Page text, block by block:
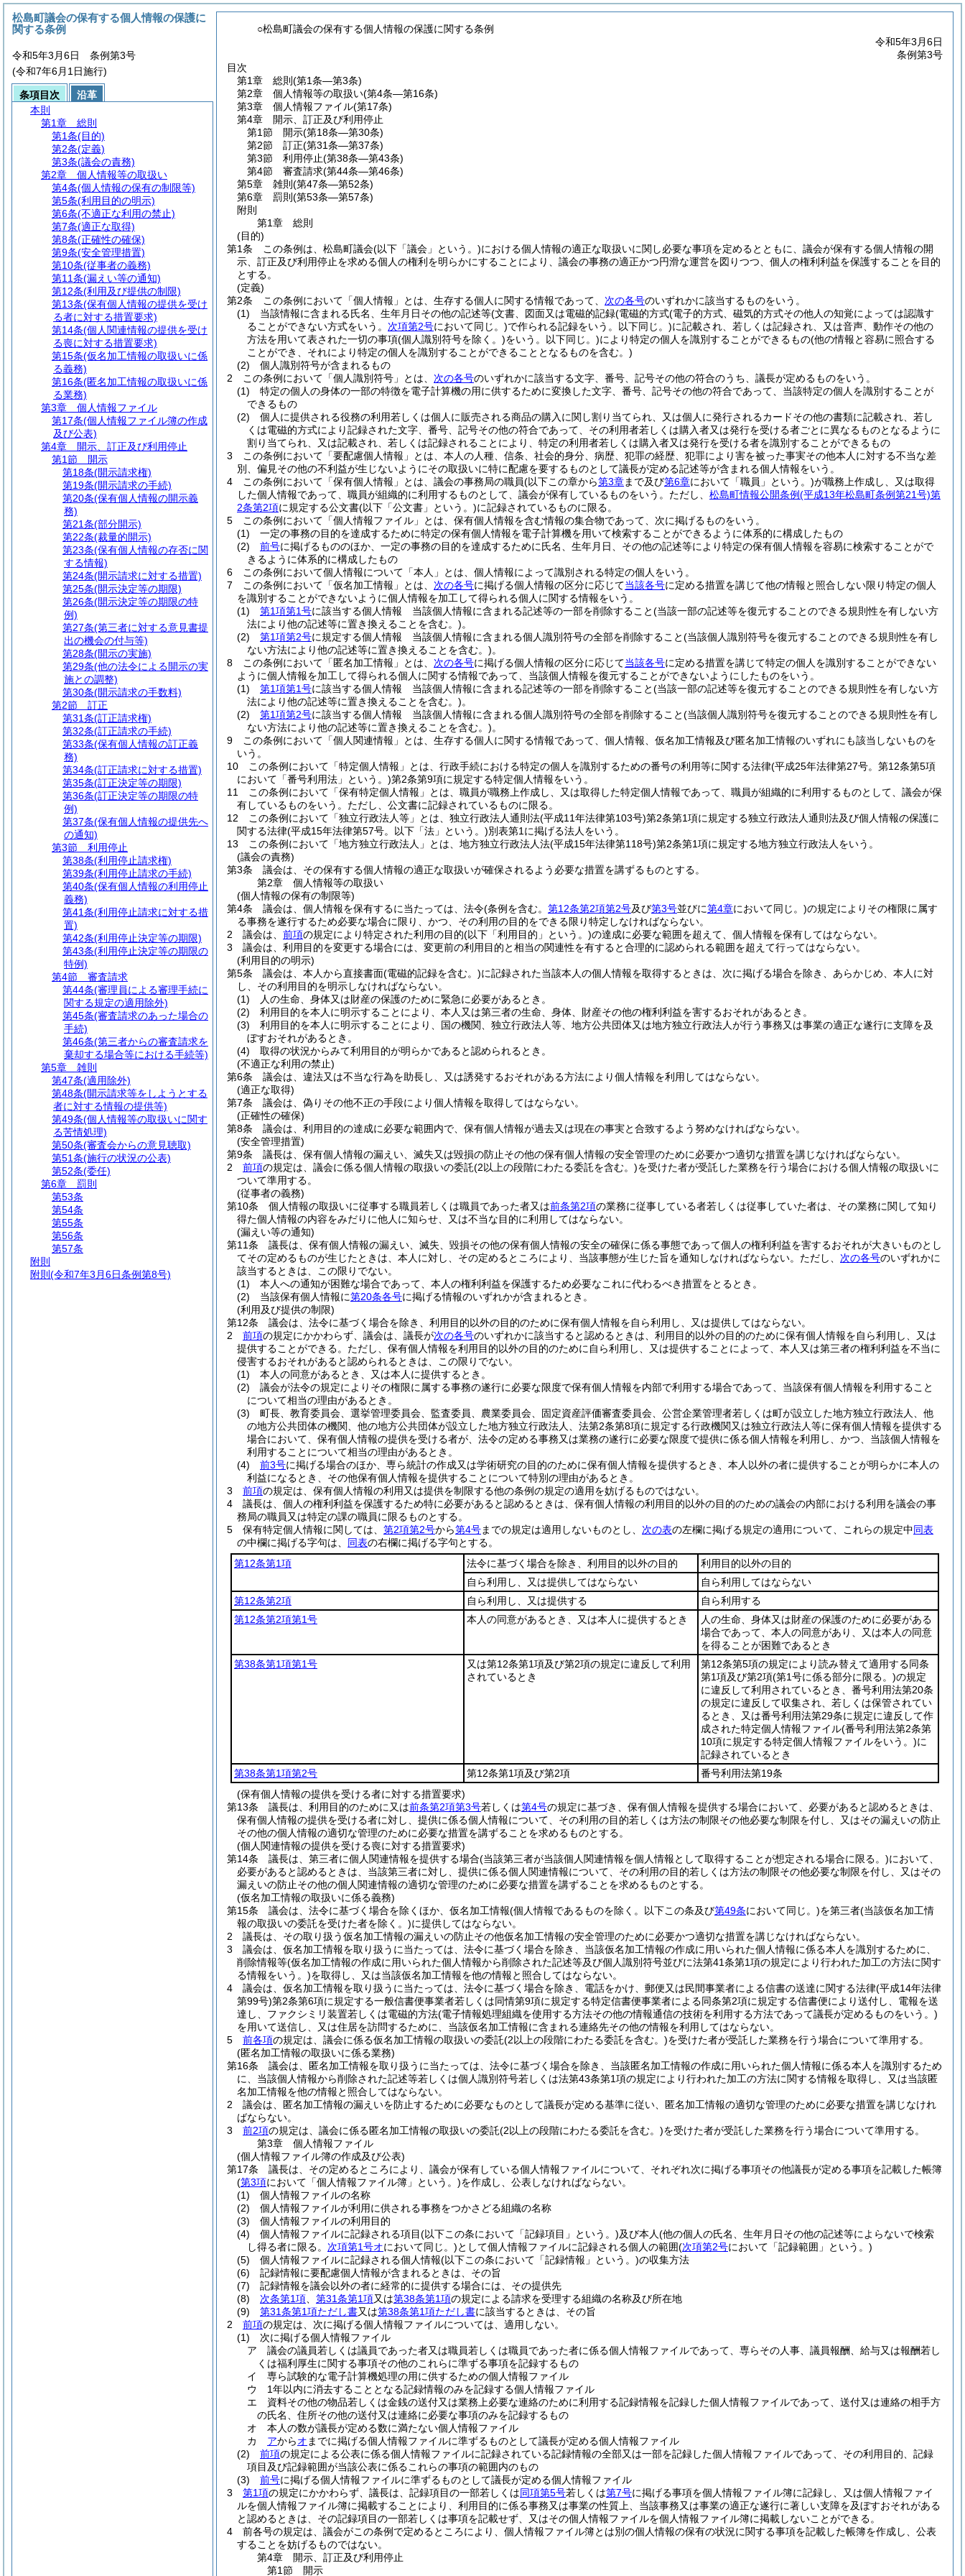
○松島町議会の保有する個人情報の保護に関する条例
令和5年3月6日
条例第3号
目次
第1章
総則 (第1条―第3条)
第2章
個人情報等の取扱い(第4条―第16条)
第3章
個人情報ファイル(第17条)
第4章
開示、訂正及び利用停止
第1節
開示(第18条―第30条)
第2節
訂正(第31条―第37条)
第3節
利用停止(第38条―第43条)
第4節
審査請求(第44条―第46条)
第5章
雑則 (第47条―第52条)
第6章
罰則 (第53条―第57条)
附則
第1章
総則
(目的)
第1条
この条例は、松島町議会(以下「議会」という。)における個人情報の適正な取扱いに関し必要な事項を定めるとともに、議会が保有する個人情報の開
示、訂正及び利用停止を求める個人の権利を明らかにすることにより、議会の事務の適正かつ円滑な運営を図りつつ、個人の権利利益を保護することを目的
とする。
(定義)
第2条
この条例において「個人情報」とは、生存する個人に関する情報であって、 次の各号のいずれかに該当するものをいう。
(1)
当該情報に含まれる氏名、生年月日その他の記述等(文書、図面又は電磁的記録(電磁的方式(電子的方式、磁気的方式その他人の知覚によっては認識す
ることができない方式をいう。 次項第2号において同じ。)で作られる記録をいう。以下同じ。)に記載され、若しくは記録され、又は音声、動作その他の
方法を用いて表された一切の事項(個人識別符号を除く。)をいう。以下同じ。)により特定の個人を識別することができるもの(他の情報と容易に照合する
ことができ、それにより特定の個人を識別することができることとなるものを含む。)
(2)
個人識別符号が含まれるもの
2
この条例において「個人識別符号」とは、 次の各号のいずれかに該当する文字、番号、記号その他の符合のうち、議長が定めるものをいう。
(1)
特定の個人の身体の一部の特徴を電子計算機の用に供するために変換した文字、番号、記号その他の符合であって、当該特定の個人を識別することが
できるもの
(2)
個人に提供される役務の利用若しくは個人に販売される商品の購入に関し割り当てられ、又は個人に発行されるカードその他の書類に記載され、若し
くは電磁的方式により記録された文字、番号、記号その他の符合であって、その利用者若しくは購入者又は発行を受ける者ごとに異なるものとなるように
割り当てられ、又は記載され、若しくは記録されることにより、特定の利用者若しくは購入者又は発行を受ける者を識別することができるもの
3
この条例において「要配慮個人情報」とは、本人の人種、信条、社会的身分、病歴、犯罪の経歴、犯罪により害を被った事実その他本人に対する不当な差
別、偏見その他の不利益が生じないようにその取扱いに特に配慮を要するものとして議長が定める記述等が含まれる個人情報をいう。
4
この条例において「保有個人情報」とは、議会の事務局の職員(以下この章から第3章まで及び第6章において「職員」という。)が職務上作成し、又は取得
した個人情報であって、職員が組織的に利用するものとして、議会が保有しているものをいう。 ただし、 松島町情報公開条例(平成13年松島町条例第21号)第
2条第2項に規定する公文書(以下「公文書」という。)に記録されているものに限る。
5
この条例において「個人情報ファイル」とは、保有個人情報を含む情報の集合物であって、次に掲げるものをいう。
(1)
一定の事務の目的を達成するために特定の保有個人情報を電子計算機を用いて検索することができるように体系的に構成したもの
(2)
前号に掲げるもののほか、一定の事務の目的を達成するために氏名、生年月日、その他の記述等により特定の保有個人情報を容易に検索することがで
きるように体系的に構成したもの
6
この条例において個人情報について「本人」とは、個人情報によって識別される特定の個人をいう。
7
この条例において「仮名加工情報」とは、 次の各号に掲げる個人情報の区分に応じて当該各号に定める措置を講じて他の情報と照合しない限り特定の個人
を識別することができないように個人情報を加工して得られる個人に関する情報をいう。
(1)
第1項第1号に該当する個人情報 当該個人情報に含まれる記述等の一部を削除すること(当該一部の記述等を復元することのできる規則性を有しない方
法により他の記述等に置き換えることを含む。)。
(2)
第1項第2号に規定する個人情報 当該個人情報に含まれる個人識別符号の全部を削除すること(当該個人識別符号を復元することのできる規則性を有し
ない方法により他の記述等に置き換えることを含む。)。
8
この条例において「匿名加工情報」とは、 次の各号に掲げる個人情報の区分に応じて当該各号に定める措置を講じて特定の個人を識別することができない
ように個人情報を加工して得られる個人に関する情報であって、当該個人情報を復元することができないようにしたものをいう。
(1)
第1項第1号に該当する個人情報 当該個人情報に含まれる記述等の一部を削除すること(当該一部の記述等を復元することのできる規則性を有しない方
法により他の記述等に置き換えることを含む。)。
(2)
第1項第2号に該当する個人情報 当該個人情報に含まれる個人識別符号の全部を削除すること(当該個人識別符号を復元することのできる規則性を有し
ない方法により他の記述等に置き換えることを含む。)。
9
この条例において「個人関連情報」とは、生存する個人に関する情報であって、個人情報、仮名加工情報及び匿名加工情報のいずれにも該当しないものを
いう。
10
この条例において「特定個人情報」とは、行政手続における特定の個人を識別するための番号の利用等に関する法律(平成25年法律第27号。第12条第5項
において「番号利用法」という。)第2条第9項に規定する特定個人情報をいう。
11
この条例において「保有特定個人情報」とは、職員が職務上作成し、又は取得した特定個人情報であって、職員が組織的に利用するものとして、議会が保
有しているものをいう。 ただし、公文書に記録されているものに限る。
12
この条例において「独立行政法人等」とは、独立行政法人通則法(平成11年法律第103号)第2条第1項に規定する独立行政法人通則法及び個人情報の保護に
関する法律(平成15年法律第57号。以下「法」という。)別表第1に掲げる法人をいう。
13
この条例において「地方独立行政法人」とは、地方独立行政法人法(平成15年法律第118号)第2条第1項に規定する地方独立行政法人をいう。
(議会の責務)
第3条
議会は、その保有する個人情報の適正な取扱いが確保されるよう必要な措置を講ずるものとする。
第2章
個人情報等の取扱い
(個人情報の保有の制限等)
第4条
議会は、個人情報を保有するに当たっては、法令(条例を含む。 第12条第2項第2号及び第3号並びに第4章において同じ。)の規定によりその権限に属す
る事務を遂行するため必要な場合に限り、かつ、その利用の目的をできる限り特定しなければならない。
2
議会は、 前項の規定により特定された利用の目的(以下「利用目的」という。)の達成に必要な範囲を超えて、個人情報を保有してはならない。
3
議会は、利用目的を変更する場合には、変更前の利用目的と相当の関連性を有すると合理的に認められる範囲を超えて行ってはならない。
(利用目的の明示)
第5条
議会は、本人から直接書面(電磁的記録を含む。)に記録された当該本人の個人情報を取得するときは、次に掲げる場合を除き、あらかじめ、本人に対
し、その利用目的を明示しなければならない。
(1)
人の生命、身体又は財産の保護のために緊急に必要があるとき。
(2)
利用目的を本人に明示することにより、本人又は第三者の生命、身体、財産その他の権利利益を害するおそれがあるとき。
(3)
利用目的を本人に明示することにより、国の機関、独立行政法人等、地方公共団体又は地方独立行政法人が行う事務又は事業の適正な遂行に支障を及
ぼすおそれがあるとき。
(4)
取得の状況からみて利用目的が明らかであると認められるとき。
(不適正な利用の禁止)
第6条
議会は、違法又は不当な行為を助長し、又は誘発するおそれがある方法により個人情報を利用してはならない。
(適正な取得)
第7条
議会は、偽りその他不正の手段により個人情報を取得してはならない。
(正確性の確保)
第8条
議会は、利用目的の達成に必要な範囲内で、保有個人情報が過去又は現在の事実と合致するよう努めなければならない。
(安全管理措置)
第9条
議長は、保有個人情報の漏えい、滅失又は毀損の防止その他の保有個人情報の安全管理のために必要かつ適切な措置を講じなければならない。
2
前項の規定は、議会に係る個人情報の取扱いの委託(2以上の段階にわたる委託を含む。)を受けた者が受託した業務を行う場合における個人情報の取扱いに
ついて準用する。
(従事者の義務)
第10条
個人情報の取扱いに従事する職員若しくは職員であった者又は前条第2項の業務に従事している者若しくは従事していた者は、その業務に関して知り
得た個人情報の内容をみだりに他人に知らせ、又は不当な目的に利用してはならない。
(漏えい等の通知)
第11条
議長は、保有個人情報の漏えい、滅失、毀損その他の保有個人情報の安全の確保に係る事態であって個人の権利利益を害するおそれが大きいものとし
てその定めるものが生じたときは、本人に対し、その定めるところにより、当該事態が生じた旨を通知しなければならない。 ただし、 次の各号のいずれかに
該当するときは、この限りでない。
(1)
本人への通知が困難な場合であって、本人の権利利益を保護するため必要なこれに代わるべき措置をとるとき。
(2)
当該保有個人情報に第20条各号に掲げる情報のいずれかが含まれるとき。
(利用及び提供の制限)
第12条
議会は、法令に基づく場合を除き、利用目的以外の目的のために保有個人情報を自ら利用し、又は提供してはならない。
2
前項の規定にかかわらず、議会は、議長が次の各号のいずれかに該当すると認めるときは、利用目的以外の目的のために保有個人情報を自ら利用し、又は
提供することができる。 ただし、保有個人情報を利用目的以外の目的のために自ら利用し、又は提供することによって、本人又は第三者の権利利益を不当に
侵害するおそれがあると認められるときは、この限りでない。
(1)
本人の同意があるとき、又は本人に提供するとき。
(2)
議会が法令の規定によりその権限に属する事務の遂行に必要な限度で保有個人情報を内部で利用する場合であって、当該保有個人情報を利用すること
について相当の理由があるとき。
(3)
町長、教育委員会、選挙管理委員会、監査委員、農業委員会、固定資産評価審査委員会、公営企業管理者若しくは町が設立した地方独立行政法人、他
の地方公共団体の機関、他の地方公共団体が設立した地方独立行政法人、法第2条第8項に規定する行政機関又は独立行政法人等に保有個人情報を提供する
場合において、保有個人情報の提供を受ける者が、法令の定める事務又は業務の遂行に必要な限度で提供に係る個人情報を利用し、かつ、当該個人情報を
利用することについて相当の理由があるとき。
(4)
前3号に掲げる場合のほか、専ら統計の作成又は学術研究の目的のために保有個人情報を提供するとき、本人以外の者に提供することが明らかに本人の
利益になるとき、その他保有個人情報を提供することについて特別の理由があるとき。
3
前項の規定は、保有個人情報の利用又は提供を制限する他の条例の規定の適用を妨げるものではない。
4
議長は、個人の権利利益を保護するため特に必要があると認めるときは、保有個人情報の利用目的以外の目的のための議会の内部における利用を議会の事
務局の職員又は特定の課の職員に限るものとする。
5
保有特定個人情報に関しては、 第2項第2号から第4号までの規定は適用しないものとし、 次の表の左欄に掲げる規定の適用について、これらの規定中同表
の中欄に掲げる字句は、 同表の右欄に掲げる字句とする。
第12条第1項
法令に基づく場合を除き、利用目的以外の目的
利用目的以外の目的
自ら利用し、又は提供してはならない
自ら利用してはならない
第12条第2項
自ら利用し、又は提供する
自ら利用する
第12条第2項第1号
本人の同意があるとき、又は本人に提供するとき
人の生命、身体又は財産の保護のために必要がある
場合であって、本人の同意があり、又は本人の同意
を得ることが困難であるとき
第38条第1項第1号
又は第12条第1項及び第2項の規定に違反して利用
されているとき
第12条第5項の規定により読み替えて適用する同条
第1項及び第2項(第1号に係る部分に限る。)の規定
に違反して利用されているとき、番号利用法第20条
の規定に違反して収集され、若しくは保管されてい
るとき、又は番号利用法第29条に規定に違反して作
成された特定個人情報ファイル(番号利用法第2条第
10項に規定する特定個人情報ファイルをいう。)に
記録されているとき
第38条第1項第2号
第12条第1項及び第2項
番号利用法第19条
(保有個人情報の提供を受ける者に対する措置要求)
第13条
議長は、利用目的のために又は前条第2項第3号若しくは第4号の規定に基づき、保有個人情報を提供する場合において、必要があると認めるときは、
保有個人情報の提供を受ける者に対し、提供に係る個人情報について、その利用の目的若しくは方法の制限その他必要な制限を付し、又はその漏えいの防止
その他の個人情報の適切な管理のために必要な措置を講ずることを求めるものとする。
(個人関連情報の提供を受ける喪に対する措置要求)
第14条
議長は、第三者に個人関連情報を提供する場合(当該第三者が当該個人関連情報を個人情報として取得することが想定される場合に限る。)において、
必要があると認めるときは、当該第三者に対し、提供に係る個人関連情報について、その利用の目的若しくは方法の制限その他必要な制限を付し、又はその
漏えいの防止その他の個人関連情報の適切な管理のために必要な措置を講ずることを求めるものとする。
(仮名加工情報の取扱いに係る義務)
第15条
議会は、法令に基づく場合を除くほか、仮名加工情報(個人情報であるものを除く。以下この条及び第49条において同じ。)を第三者(当該仮名加工情
報の取扱いの委託を受けた者を除く。)に提供してはならない。
2
議長は、その取り扱う仮名加工情報の漏えいの防止その他仮名加工情報の安全管理のために必要かつ適切な措置を講じなければならない。
3
議会は、仮名加工情報を取り扱うに当たっては、法令に基づく場合を除き、当該仮名加工情報の作成に用いられた個人情報に係る本人を識別するために、
削除情報等(仮名加工情報の作成に用いられた個人情報から削除された記述等及び個人識別符号並びに法第41条第1項の規定により行われた加工の方法に関す
る情報をいう。)を取得し、又は当該仮名加工情報を他の情報と照合してはならない。
4
議会は、仮名加工情報を取り扱うに当たっては、法令に基づく場合を除き、電話をかけ、郵便又は民間事業者による信書の送達に関する法律(平成14年法律
第99号)第2条第6項に規定する一般信書便事業者若しくは同情第9項に規定する特定信書便事業者による同条第2項に規定する信書便により送付し、電報を送
達し、ファクシミリ装置若しくは電磁的方法(電子情報処理組織を使用する方法その他の情報通信の技術を利用する方法であって議長が定めるものをいう。)
を用いて送信し、又は住居を訪問するために、当該仮名加工情報に含まれる連絡先その他の情報を利用してはならない。
5
前各項の規定は、議会に係る仮名加工情報の取扱いの委託(2以上の段階にわたる委託を含む。)を受けた者が受託した業務を行う場合について準用する。
(匿名加工情報の取扱いに係る業務)
第16条
議会は、匿名加工情報を取り扱うに当たっては、法令に基づく場合を除き、当該匿名加工情報の作成に用いられた個人情報に係る本人を識別するため
に、当該個人情報から削除された記述等若しくは個人識別符号若しくは法第43条第1項の規定により行われた加工の方法に関する情報を取得し、又は当該匿
名加工情報を他の情報と照合してはならない。
2
議会は、匿名加工情報の漏えいを防止するために必要なものとして議長が定める基準に従い、匿名加工情報の適切な管理のために必要な措置を講じなけれ
ばならない。
3
前2項の規定は、議会に係る匿名加工情報の取扱いの委託(2以上の段階にわたる委託を含む。)を受けた者が受託した業務を行う場合について準用する。
第3章
個人情報ファイル
(個人情報ファイル簿の作成及び公表)
第17条
議長は、その定めるところにより、議会が保有している個人情報ファイルについて、それぞれ次に掲げる事項その他議長が定める事項を記載した帳簿
(第3項において「個人情報ファイル簿」という。)を作成し、公表しなければならない。
(1)
個人情報ファイルの名称
(2)
個人情報ファイルが利用に供される事務をつかさどる組織の名称
(3)
個人情報ファイルの利用目的
(4)
個人情報ファイルに記録される項目(以下この条において「記録項目」という。)及び本人(他の個人の氏名、生年月日その他の記述等によらないで検索
し得る者に限る。 次項第1号オにおいて同じ。)として個人情報ファイルに記録される個人の範囲(次項第2号において「記録範囲」という。)
(5)
個人情報ファイルに記録される個人情報(以下この条において「記録情報」という。)の収集方法
(6)
記録情報に要配慮個人情報が含まれるときは、その旨
(7)
記録情報を議会以外の者に経常的に提供する場合には、その提供先
(8)
次条第1項 第31条第1項又は第38条第1項の規定による請求を受理する組織の名称及び所在地
(9)
第31条第1項ただし書又は第38条第1項ただし書に該当するときは、その旨
2
前項の規定は、次に掲げる個人情報ファイルについては、適用しない。
(1)
次に掲げる個人情報ファイル
ア
議会の議員若しくは議員であった者又は職員若しくは職員であった者に係る個人情報ファイルであって、専らその人事、議員報酬、給与又は報酬若し
くは福利厚生に関する事項その他のこれらに準ずる事項を記録するもの
イ
専ら試験的な電子計算機処理の用に供するための個人情報ファイル
ウ
1年以内に消去することとなる記録情報のみを記録する個人情報ファイル
エ
資料その他の物品若しくは金銭の送付又は業務上必要な連絡のために利用する記録情報を記録した個人情報ファイルであって、送付又は連絡の相手方
の氏名、住所その他の送付又は連絡に必要な事項のみを記録するもの
オ
本人の数が議長が定める数に満たない個人情報ファイル
カ
アからオ までに掲げる個人情報ファイルに準ずるものとして議長が定める個人情報ファイル
(2)
前項の規定による公表に係る個人情報ファイルに記録されている記録情報の全部又は一部を記録した個人情報ファイルであって、その利用目的、記録
項目及び記録範囲が当該公表に係るこれらの事項の範囲内のもの
(3)
前号に掲げる個人情報ファイルに準ずるものとして議長が定める個人情報ファイル
3
第1項の規定にかかわらず、議長は、記録項目の一部若しくは同項第5号若しくは第7号に掲げる事項を個人情報ファイル簿に記録し、又は個人情報ファイ
ルを個人情報ファイル簿に掲載することにより、利用目的に係る事務又は事業の性質上、当該事務又は事業の適正な遂行に著しい支障を及ぼすおそれがある
と認めるときは、その記録項目の一部若しくは事項を記載せず、又はその個人情報ファイルを個人情報ファイル簿に掲載しないことができる。
4
前各号の規定は、議会がこの条例で定めるところにより、個人情報ファイル簿とは別の個人情報の保有の状況に関する事項を記載した帳簿を作成し、公表
することを妨げるものではない。
第4章
開示、訂正及び利用停止
第1節
開示
松島町議会の保有する個人情報の保護に
関する条例
令和5年3月6日 条例第3号
(令和7年6月1日施行)
条項目次
沿革
本則
第1章
総則
第1条(目的)
第2条(定義)
第3条(議会の責務)
第2章
個人情報等の取扱い
第4条(個人情報の保有の制限等)
第5条(利用目的の明示)
第6条(不適正な利用の禁止)
第7条(適正な取得)
第8条(正確性の確保)
第9条(安全管理措置)
第10条(従事者の義務)
第11条(漏えい等の通知)
第12条(利用及び提供の制限)
第13条(保有個人情報の提供を受け
る者に対する措置要求)
第14条(個人関連情報の提供を受け
る喪に対する措置要求)
第15条(仮名加工情報の取扱いに係
る義務)
第16条(匿名加工情報の取扱いに係
る業務)
第3章
個人情報ファイル
第17条(個人情報ファイル簿の作成
及び公表)
第4章
開示、訂正及び利用停止
第1節
開示
第18条(開示請求権)
第19条(開示請求の手続)
第20条(保有個人情報の開示義
務)
第21条(部分開示)
第22条(裁量的開示)
第23条(保有個人情報の存否に関
する情報)
第24条(開示請求に対する措置)
第25条(開示決定等の期限)
第26条(開示決定等の期限の特
例)
第27条(第三者に対する意見書提
出の機会の付与等)
第28条(開示の実施)
第29条(他の法令による開示の実
施との調整)
第30条(開示請求の手数料)
第2節
訂正
第31条(訂正請求権)
第32条(訂正請求の手続)
第33条(保有個人情報の訂正義
務)
第34条(訂正請求に対する措置)
第35条(訂正決定等の期限)
第36条(訂正決定等の期限の特
例)
第37条(保有個人情報の提供先へ
の通知)
第3節
利用停止
第38条(利用停止請求権)
第39条(利用停止請求の手続)
第40条(保有個人情報の利用停止
義務)
第41条(利用停止請求に対する措
置)
第42条(利用停止決定等の期限)
第43条(利用停止決定等の期限の
特例)
第4節
審査請求
第44条(審理員による審理手続に
関する規定の適用除外)
第45条(審査請求のあった場合の
手続)
第46条(第三者からの審査請求を
棄却する場合等における手続等)
第5章
雑則
第47条(適用除外)
第48条(開示請求等をしようとする
者に対する情報の提供等)
第49条(個人情報等の取扱いに関す
る苦情処理)
第50条(審査会からの意見聴取)
第51条(施行の状況の公表)
第52条(委任)
第6章
罰則
第53条
第54条
第55条
第56条
第57条
附則
附則 (令和7年3月6日条例第8号)